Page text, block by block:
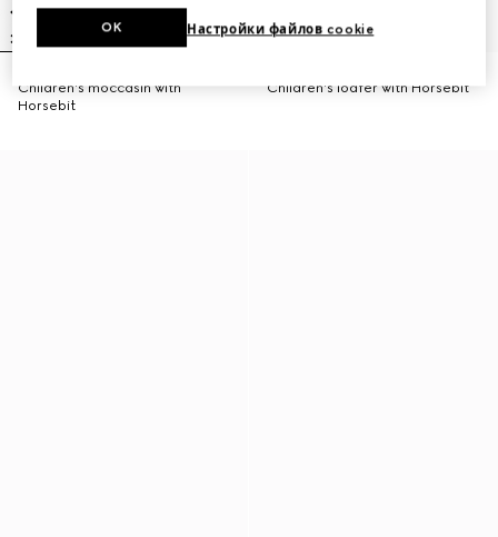
Children's moccasin with
Horsebit
Children's loafer with Horsebit
Настройки файлов cookie
OK